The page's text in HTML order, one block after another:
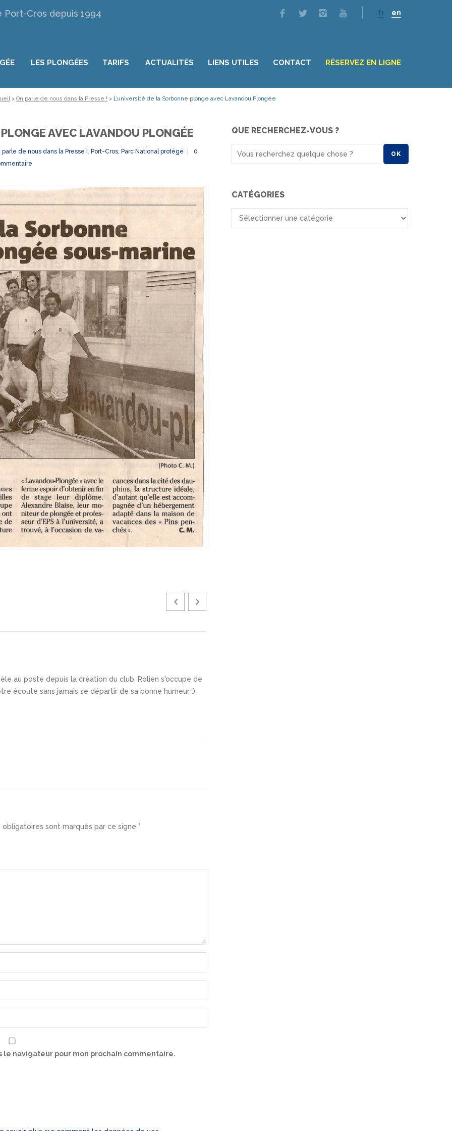
Cros depuis 1994 fr en
LES PLONGÉES TARIFS ACTUALITÉS LIENS UTILES CONTACT RÉSERVEZ EN LIGNE
> On parle de nous dans la Presse ! > L’université de la Sorbonne plonge avec Lavandou Plongée
AVEC LAVANDOU PLONGÉE
parle de nous dans la Presse !, Port-Cros, Parc National protégé
0
au poste depuis la création du club, Rolien s'occupe de
écoute sans jamais se départir de sa bonne humeur :)
sont marqués par ce signe *
navigateur pour mon prochain commentaire.
QUE RECHERCHEZ-VOUS ?
OK
CATÉGORIES